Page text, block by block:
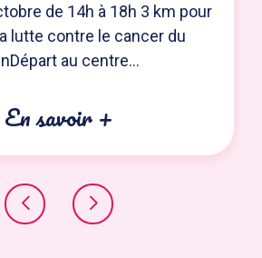
de 14h à 18h 3 km pour
lutte contre le cancer du
au centre...
En savoir +